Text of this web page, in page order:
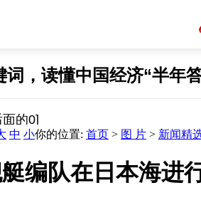
中 小你的位置: 首页 > 图 片 > 新闻精
编队在日本海进